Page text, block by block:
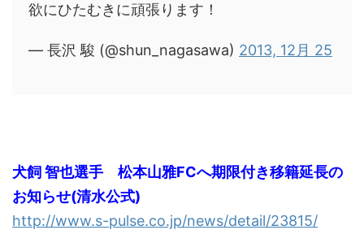
欲にひたむきに頑張ります！
— 長沢 駿 (@shun_nagasawa) 2013, 12月 25
犬飼 智也選手 松本山雅FCへ期限付き移籍延長の
お知らせ(清水公式)
http://www.s-pulse.co.jp/news/detail/23815/